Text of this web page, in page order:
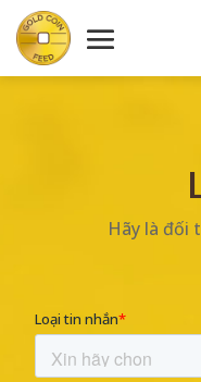
Hãy là đối